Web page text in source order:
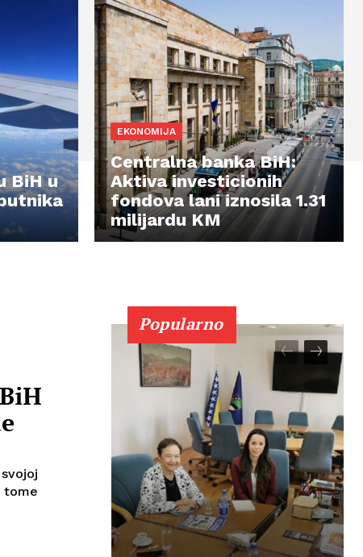
BiH u
EKONOMIJA
Centralna banka BiH:
Aktiva investicionih
fondova lani iznosila 1.31
milijardu KM
tome
Popularno